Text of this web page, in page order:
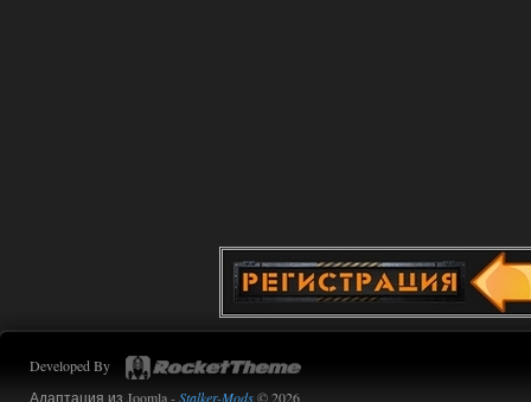
Доступно только для пользователей
Improved Weapon Pack (I.W.P.) - UPD
Developed By
Адаптация из Joomla -Stalker-Mods© 2026